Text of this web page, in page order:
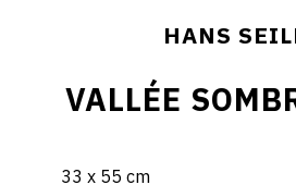
HANS
VALLÉE
33 x 55 cm